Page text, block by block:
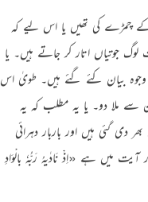
چمڑے کی تھیں یا اس لیے کہ
جوتیاں اتار کر جاتے ہیں۔ یا
وجوہ بیان کئے گئے ہیں۔ طویٰ اس
سے ملا دو۔ یا یہ مطلب کہ یہ
دی گئی ہیں اور باربار دہرائی
آیت میں ہے «اِذْ نَادٰىهُ رَبُّهٗ بالْوَادِ